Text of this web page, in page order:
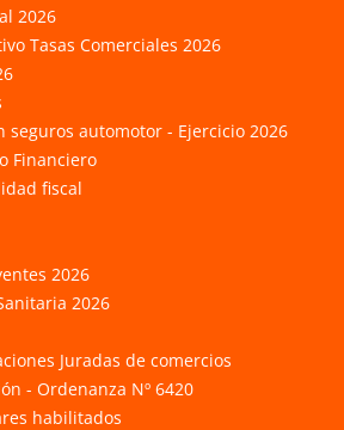
2026
Tasas Comerciales 2026
seguros automotor - Ejercicio 2026
Financiero
fiscal
2026
2026
Juradas de comercios
- Ordenanza Nº 6420
habilitados